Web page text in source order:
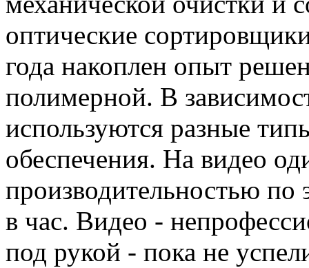
оптические
года накоплен опыт
полимерной. В
используются разные
обеспечения. На видео
производительностью
в час. Видео -
под рукой - пока не